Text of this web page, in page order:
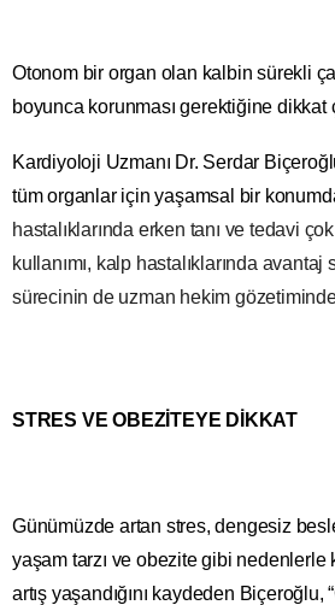
Otonom bir organ olan kalbin sürekli
boyunca korunması gerektiğine dikkat
Kardiyoloji Uzmanı Dr. Serdar
tüm organlar için yaşamsal bir
hastalıklarında erken tanı ve tedavi
kullanımı, kalp hastalıklarında avantaj
sürecinin de uzman hekim
STRES VE OBEZİTEYE DİKKAT
Günümüzde artan stres, dengesiz
yaşam tarzı ve obezite gibi nedenlerle
artış yaşandığını kaydeden